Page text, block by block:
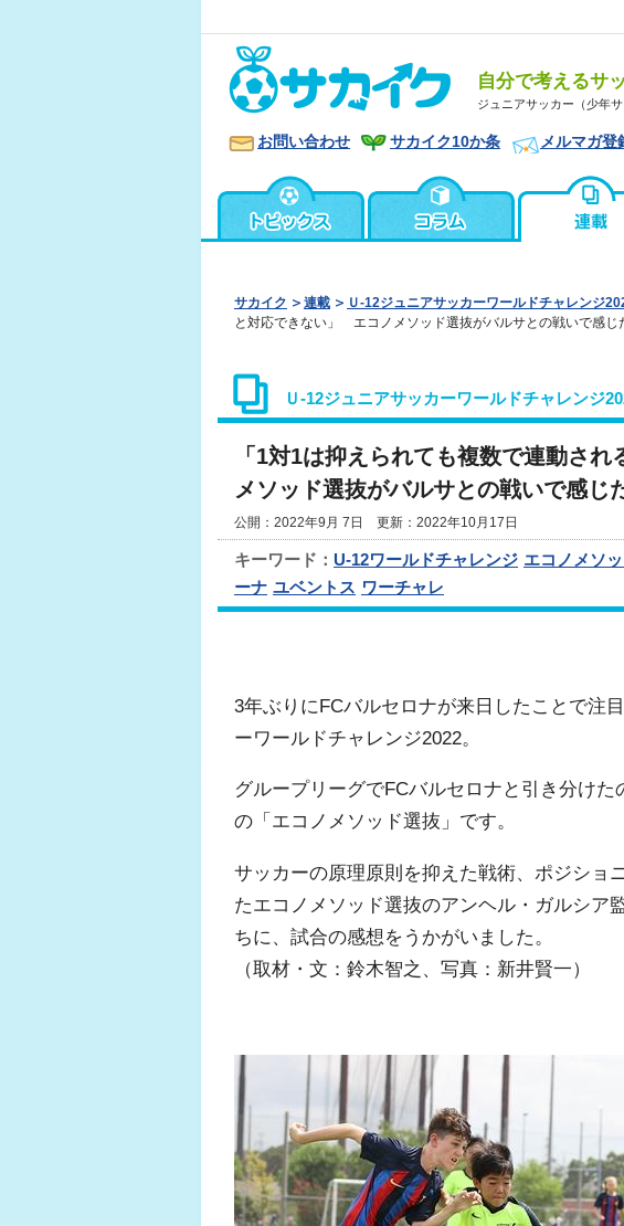
自分で考えるサ
ジュニアサッカー（少年
お問い合わせ サカイク10か条 メルマガ登
サカイク 連載 Ｕ‐12ジュニアサッカーワールドチャレンジ
と対応できない」 エコノメソッド選抜がバルサとの戦いで感じ
Ｕ‐12ジュニアサッカーワールドチャレンジ
「1対1は抑えられても複数で連動さ
メソッド選抜がバルサとの戦いで感じ
公開：2022年9月 7日 更新：2022年10月17日
キーワード： U-12ワールドチャレンジ エコノメソ
ーナ ユベントス ワーチャレ
3年ぶりにFCバルセロナが来日したことで注
ーワールドチャレンジ2022。
グループリーグでFCバルセロナと引き分け
の「エコノメソッド選抜」です。
サッカーの原理原則を抑えた戦術、ポジショ
たエコノメソッド選抜のアンヘル・ガルシア
ちに、試合の感想をうかがいました。
（取材・文：鈴木智之、写真：新井賢一）
ふくらはぎ
ジュニアレ